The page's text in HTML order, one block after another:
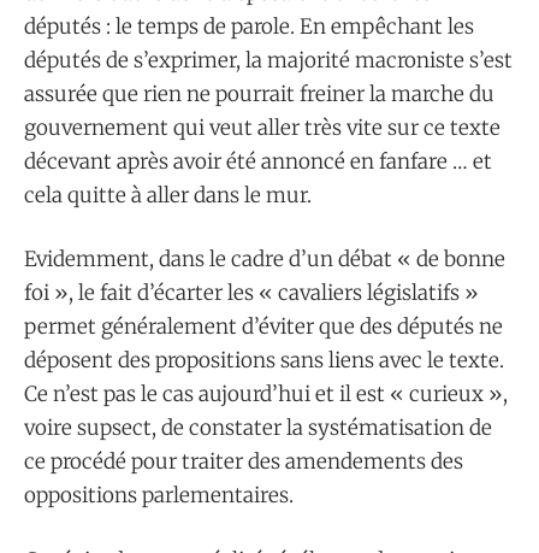
députés : le temps de parole. En empêchant les
députés de s’exprimer, la majorité macroniste s’est
assurée que rien ne pourrait freiner la marche du
gouvernement qui veut aller très vite sur ce texte
décevant après avoir été annoncé en fanfare … et
cela quitte à aller dans le mur.
Evidemment, dans le cadre d’un débat « de bonne
foi », le fait d’écarter les « cavaliers législatifs »
permet généralement d’éviter que des députés ne
déposent des propositions sans liens avec le texte.
Ce n’est pas le cas aujourd’hui et il est « curieux »,
voire supsect, de constater la systématisation de
ce procédé pour traiter des amendements des
oppositions parlementaires.